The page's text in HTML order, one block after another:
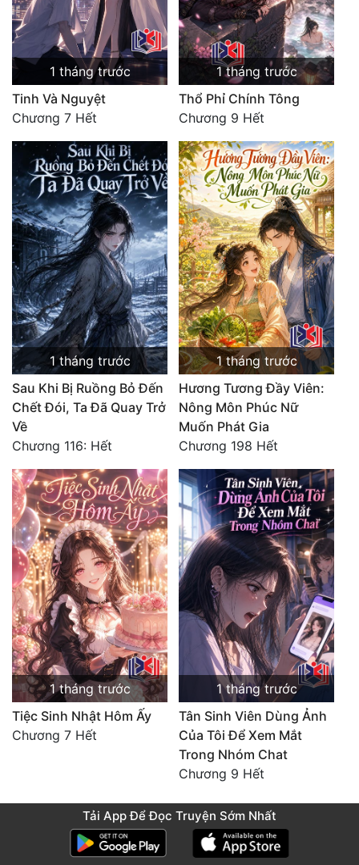
1 tháng trước
Tinh Và Nguyệt
Chương 7 Hết
1 tháng trước
Thổ Phỉ Chính Tông
Chương 9 Hết
1 tháng trước
Sau Khi Bị Ruồng Bỏ Đến
Chết Đói, Ta Đã Quay Trở
Về
Chương 116: Hết
1 tháng trước
Hương Tương Đầy Viên:
Nông Môn Phúc Nữ
Muốn Phát Gia
Chương 198 Hết
1 tháng trước
Tiệc Sinh Nhật Hôm Ấy
Chương 7 Hết
1 tháng trước
Tân Sinh Viên Dùng Ảnh
Của Tôi Để Xem Mắt
Trong Nhóm Chat
Chương 9 Hết
Các Đại Năng Đã Để Lại Thần Thức
Tải App Để Đọc Truyện Sớm Nhất